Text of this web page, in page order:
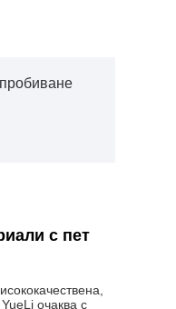
с пет
очаква с